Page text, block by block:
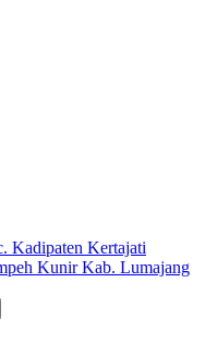
Kadipaten Kertajati
Kunir Kab. Lumajang